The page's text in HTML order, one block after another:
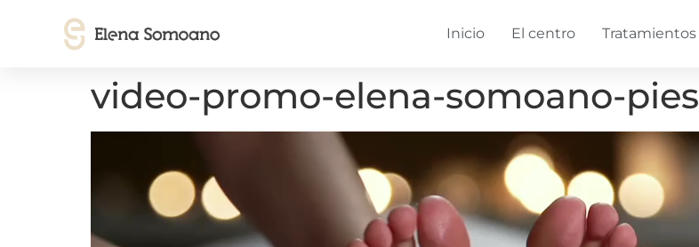
Inicio El centro Tratamientos
video-promo-elena-somoano-pies